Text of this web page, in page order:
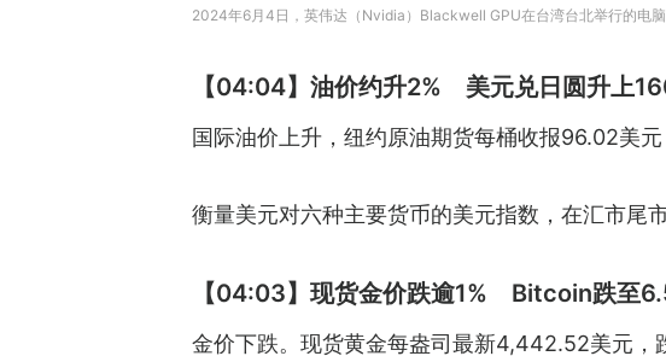
2024年6月4日，英伟达（Nvidia）Blackwell GPU在台湾台北举行的电脑
【04:04】油价约升2% 美元兑日圆升上
国际油价上升，纽约原油期货每桶收报96.02美
衡量美元对六种主要货币的美元指数，在汇市尾
【04:03】现货金价跌逾1% Bitcoin跌至
金价下跌。现货黄金每盎司最新4,442.52美元，